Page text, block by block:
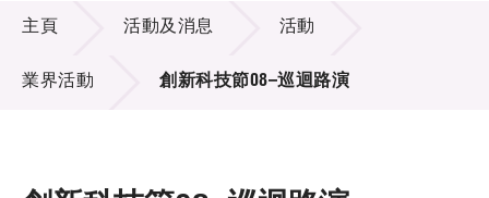
技術商品化
項目及資助計劃
活動及消息
活動及消息
主頁 活動及消息 活動
業界活動 創新科技節08–巡迴路演